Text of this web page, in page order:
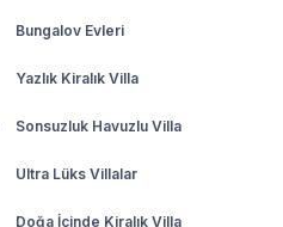
Bungalov Evleri
Yazlık Kiralık Villa
Sonsuzluk Havuzlu Villa
Ultra Lüks Villalar
Doğa İçinde Kiralık Villa